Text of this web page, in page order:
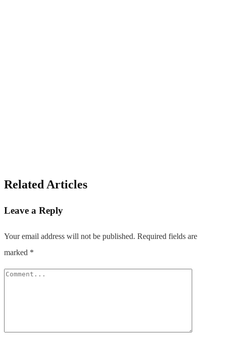
Related Articles
Leave a Reply
Your email address will not be published. Required fields are
marked *